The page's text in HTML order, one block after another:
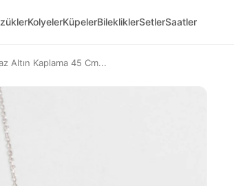
KolyelerKüpelerBilekliklerSetlerSaatler
Altın Kaplama 45 Cm...